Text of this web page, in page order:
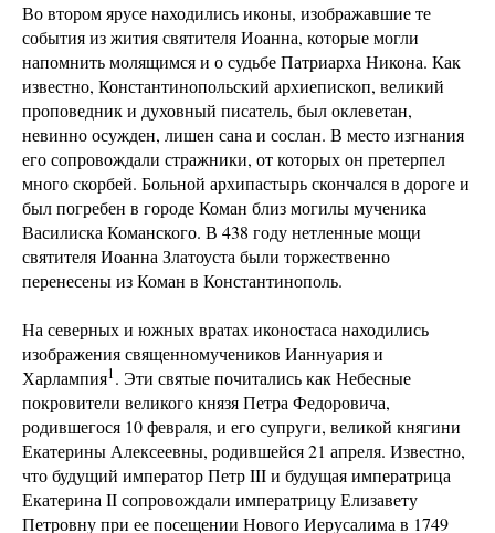
Во втором ярусе находились иконы, изображавшие те
события из жития святителя Иоанна, которые могли
напомнить молящимся и о судьбе Патриарха Никона. Как
известно, Константинопольский архиепископ, великий
проповедник и духовный писатель, был оклеветан,
невинно осужден, лишен сана и сослан. В место изгнания
его сопровождали стражники, от которых он претерпел
много скорбей. Больной архипастырь скончался в дороге и
был погребен в городе Коман близ могилы мученика
Василиска Команского. В 438 году нетленные мощи
святителя Иоанна Златоуста были торжественно
перенесены из Коман в Константинополь.
На северных и южных вратах иконостаса находились
изображения священномучеников Ианнуария и
Харлампия1. Эти святые почитались как Небесные
покровители великого князя Петра Федоровича,
родившегося 10 февраля, и его супруги, великой княгини
Екатерины Алексеевны, родившейся 21 апреля. Известно,
что будущий император Петр III и будущая императрица
Екатерина II сопровождали императрицу Елизавету
Петровну при ее посещении Нового Иерусалима в 1749